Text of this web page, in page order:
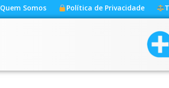
Quem Somos Política de Privacidade